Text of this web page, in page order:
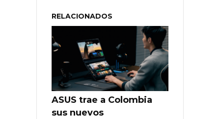
RELACIONADOS
ASUS trae a Colombia
sus nuevos